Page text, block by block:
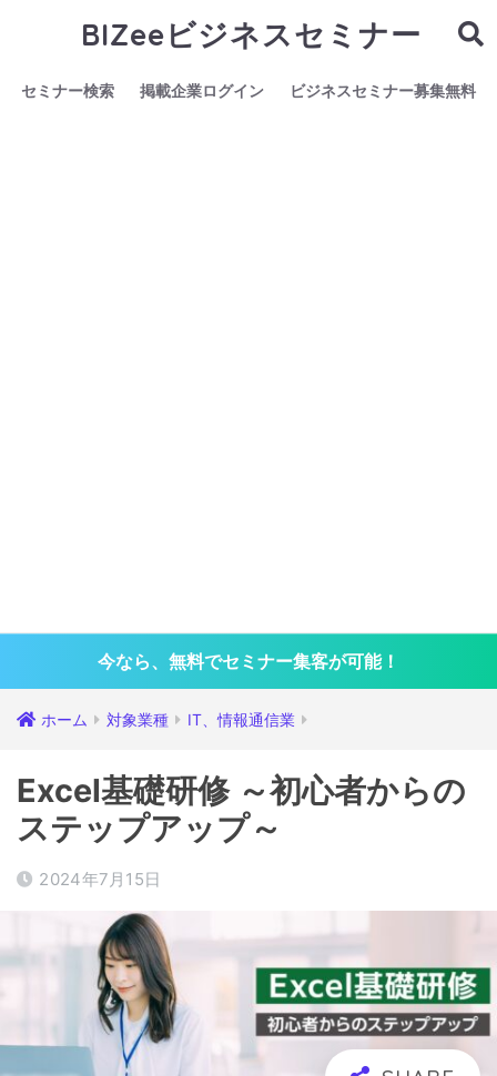
BIZeeビジネスセミナー
セミナー検索 掲載企業ログイン ビジネスセミナー募集無料
今なら、無料でセミナー集客が可能！
ホーム 対象業種 IT、情報通信業
Excel基礎研修 ～初心者からの
ステップアップ～
2024年7月15日